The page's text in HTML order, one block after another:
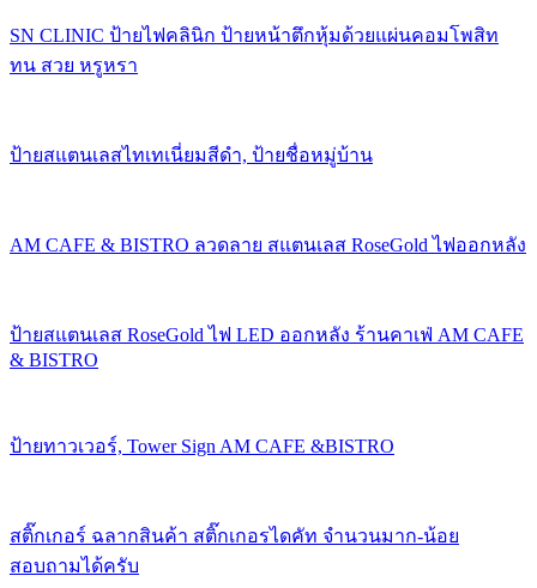
SN CLINIC ป้ายไฟคลินิก ป้ายหน้าตึกหุ้มด้วยแผ่นคอมโพสิท
ทน สวย หรูหรา
ป้ายสแตนเลสไทเทเนี่ยมสีดำ, ป้ายชื่อหมู่บ้าน
AM CAFE & BISTRO ลวดลาย สแตนเลส RoseGold ไฟออกหลัง
ป้ายสแตนเลส RoseGold ไฟ LED ออกหลัง ร้านคาเฟ่ AM CAFE
& BISTRO
ป้ายทาวเวอร์, Tower Sign AM CAFE &BISTRO
สติ๊กเกอร์ ฉลากสินค้า สติ๊กเกอรไดคัท จำนวนมาก-น้อย
สอบถามได้ครับ